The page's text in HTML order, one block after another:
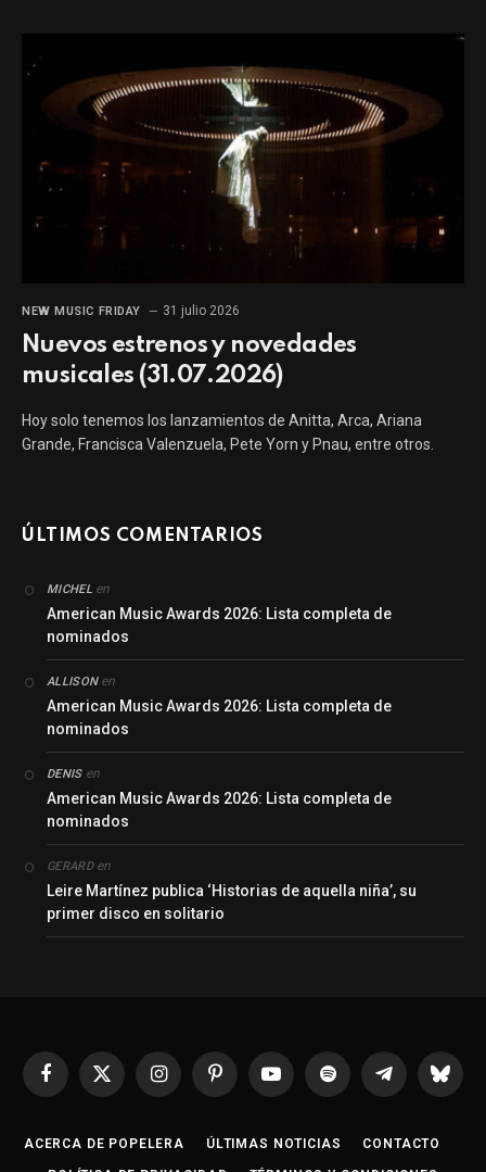
NEW MUSIC FRIDAY 31 julio 2026
Nuevos estrenos y novedades
musicales (31.07.2026)
Hoy solo tenemos los lanzamientos de Anitta, Arca, Ariana
Grande, Francisca Valenzuela, Pete Yorn y Pnau, entre otros.
ÚLTIMOS COMENTARIOS
MICHELen
American Music Awards 2026: Lista completa de
nominados
ALLISONen
American Music Awards 2026: Lista completa de
nominados
DENISen
American Music Awards 2026: Lista completa de
nominados
GERARDen
Leire Martínez publica ‘Historias de aquella niña’, su
primer disco en solitario
Facebook
X
InstagramPinterestYouTubeSpotify Telegrama
ACERCA DE POPELERA ÚLTIMAS NOTICIAS CONTACTO